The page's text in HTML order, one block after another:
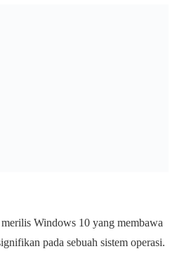
Windows 10 yang membawa
pada sebuah sistem operasi.